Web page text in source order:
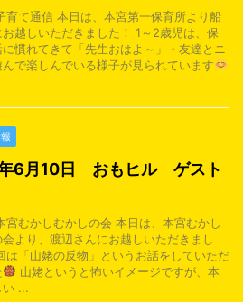
育て通信 本日は、本宮第一保育所より船
お越しいただきました！ 1～2歳児は、保
慣れてきて「先生おはよ～」・友達とニ
んで楽しんでいる様子が見られています
6月10日 おもヒル ゲスト
宮むかしむかしの会 本日は、本宮むかし
より、渡辺さんにお越しいただきまし
は「山姥の反物」というお話をしていただ
山姥というと怖いイメージですが、本
い ...